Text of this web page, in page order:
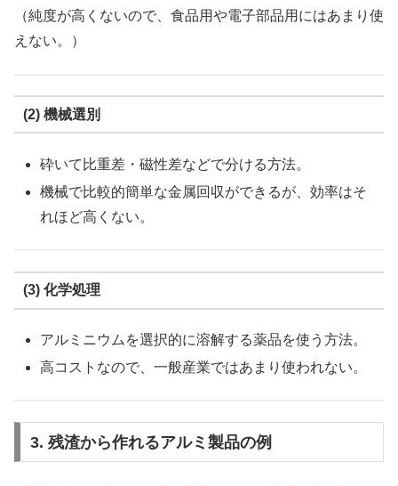
（純度が高くないので、食品用や電子部品用にはあまり使
えない。）
(2) 機械選別
砕いて比重差・磁性差などで分ける方法。
機械で比較的簡単な金属回収ができるが、効率はそ
れほど高くない。
(3) 化学処理
アルミニウムを選択的に溶解する薬品を使う方法。
高コストなので、一般産業ではあまり使われない。
3. 残渣から作れるアルミ製品の例